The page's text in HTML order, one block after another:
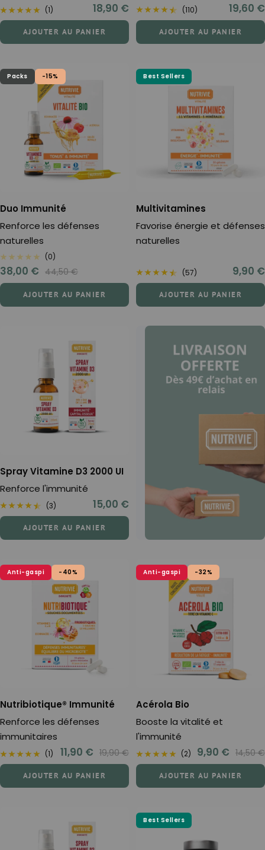
(1)
Prix
de
vente
18,90 €
AJOUTER AU PANIER
(110)
Prix
de
vente
19,60 €
AJOUTER AU PANIER
Packs -15%
Duo Immunité
Renforce les défenses
naturelles
(0)
Prix
de
vente
38,00 € Prix
normal
44,50 €
AJOUTER AU PANIER
Best Sellers
Multivitamines
Favorise énergie et défenses
naturelles
(57)
Prix
de
vente
9,90 €
AJOUTER AU PANIER
Spray Vitamine D3 2000 UI
Renforce l'immunité
(3)
Prix
de
vente
15,00 €
AJOUTER AU PANIER
Anti-gaspi -40%
Nutribiotique® Immunité
Renforce les défenses
immunitaires
(1)
Prix
de
vente
11,90 € Prix
normal
19,90 €
AJOUTER AU PANIER
Anti-gaspi -32%
Acérola Bio
Booste la vitalité et
l'immunité
(2)
Prix
de
vente
9,90 € Prix
normal
14,50 €
AJOUTER AU PANIER
Best Sellers